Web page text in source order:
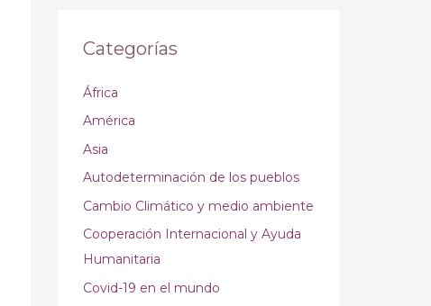
Categorías
África
América
Asia
Autodeterminación de los pueblos
Cambio Climático y medio ambiente
Cooperación Internacional y Ayuda
Humanitaria
Covid-19 en el mundo